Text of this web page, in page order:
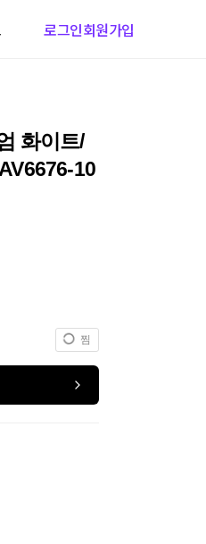
로그인회원가입
화이트/
10
찜